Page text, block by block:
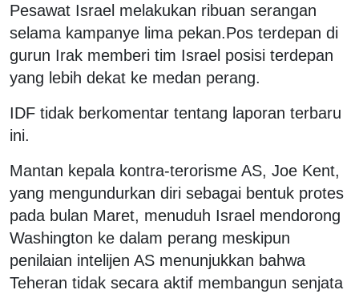
Pesawat Israel melakukan ribuan serangan
selama kampanye lima pekan.Pos terdepan di
gurun Irak memberi tim Israel posisi terdepan
yang lebih dekat ke medan perang.
IDF tidak berkomentar tentang laporan terbaru
ini.
Mantan kepala kontra-terorisme AS, Joe Kent,
yang mengundurkan diri sebagai bentuk protes
pada bulan Maret, menuduh Israel mendorong
Washington ke dalam perang meskipun
penilaian intelijen AS menunjukkan bahwa
Teheran tidak secara aktif membangun senjata